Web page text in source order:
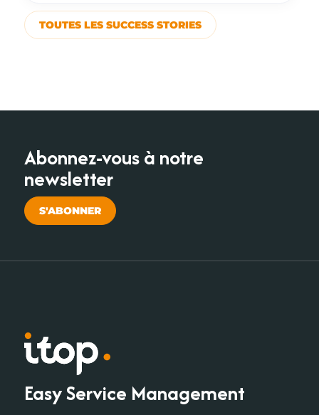
TOUTES LES SUCCESS STORIES
Abonnez-vous à notre
newsletter
S'ABONNER
Easy Service Management